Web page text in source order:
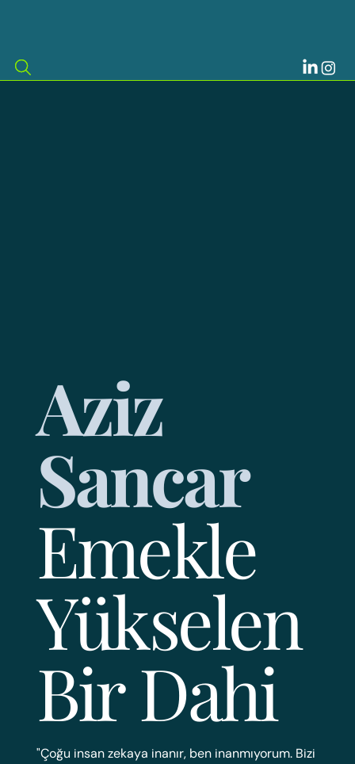
Aziz
Sancar
Emekle
Yükselen
Bir Dahi
"Çoğu insan zekaya inanır, ben inanmıyorum. Bizi